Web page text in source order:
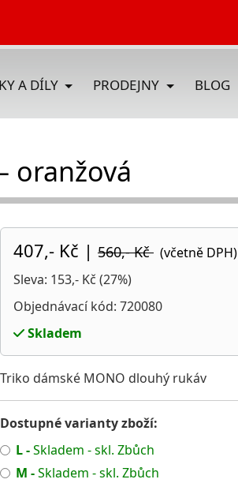
A DÍLY PRODEJNY BLOG
oranžová
407,- Kč | 560,- Kč (včetně DPH)
Sleva: 153,- Kč (27%)
Objednávací kód: 720080
Skladem
Triko dámské MONO dlouhý rukáv
Dostupné varianty zboží:
L -Skladem - skl. Zbůch
M -Skladem - skl. Zbůch